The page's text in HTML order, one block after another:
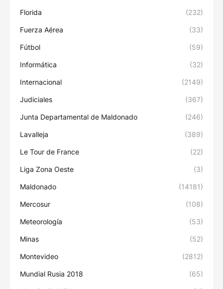
Florida (232)
Fuerza Aérea (33)
Fútbol (59)
Informática (32)
Internacional (2149)
Judiciales (367)
Junta Departamental de Maldonado (246)
Lavalleja (389)
Le Tour de France (22)
Liga Zona Oeste (3)
Maldonado (14181)
Mercosur (108)
Meteorología (53)
Minas (52)
Montevideo (2812)
Mundial Rusia 2018 (65)